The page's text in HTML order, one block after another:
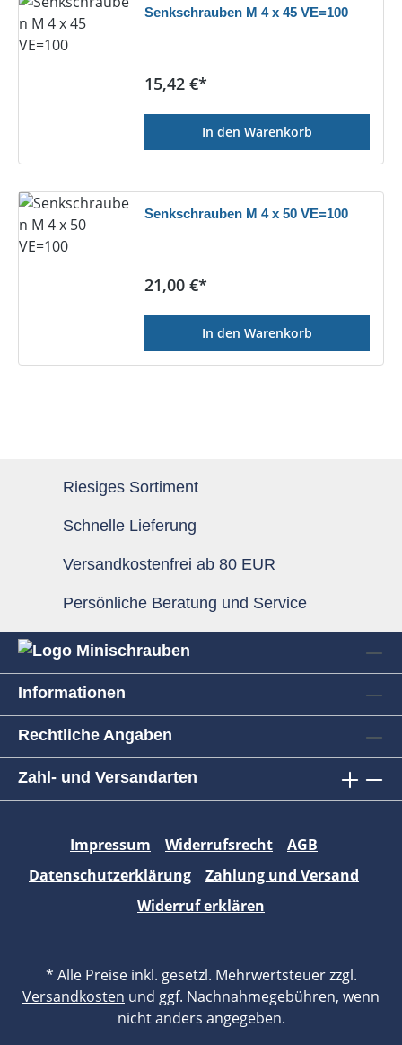
Senkschrauben M 4 x 45 VE=100
Regulärer Preis:
15,42 €*
In den Warenkorb
Senkschrauben M 4 x 50 VE=100
Regulärer Preis:
21,00 €*
In den Warenkorb
Riesiges Sortiment
Schnelle Lieferung
Versandkostenfrei ab 80 EUR
Persönliche Beratung und Service
Informationen
Rechtliche Angaben
Zahl- und Versandarten
Impressum Widerrufsrecht
AGB
Datenschutzerklärung
Zahlung und Versand
Widerruf erklären
* Alle Preise inkl. gesetzl. Mehrwertsteuer zzgl.
Versandkosten und ggf. Nachnahmegebühren, wenn
nicht anders angegeben.